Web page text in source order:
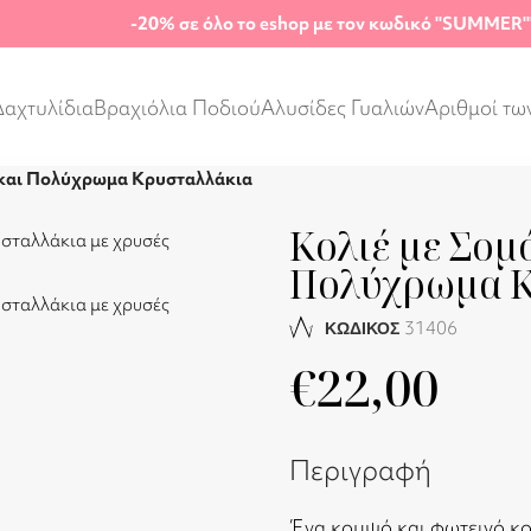
-20% σε όλο το eshop με τον κωδικό "SUMMER"
Βραχιόλια ΠοδιούΑλυσίδες ΓυαλιώνΑριθμοί
Πολύχρωμα Κρυσταλλάκια
Κολιέ με
Πολύχρωμα
ΚΩΔΙΚΟΣ 31406
€22,00
Περιγραφή